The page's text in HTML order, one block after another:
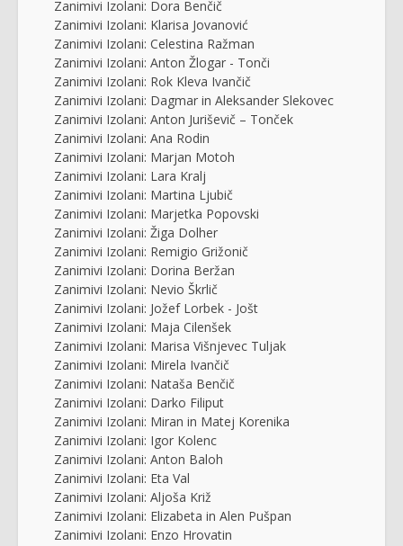
Zanimivi Izolani: Dora Benčič
Zanimivi Izolani: Klarisa Jovanović
Zanimivi Izolani: Celestina Ražman
Zanimivi Izolani: Anton Žlogar - Tonči
Zanimivi Izolani: Rok Kleva Ivančič
Zanimivi Izolani: Dagmar in Aleksander Slekovec
Zanimivi Izolani: Anton Juriševič – Tonček
Zanimivi Izolani: Ana Rodin
Zanimivi Izolani: Marjan Motoh
Zanimivi Izolani: Lara Kralj
Zanimivi Izolani: Martina Ljubič
Zanimivi Izolani: Marjetka Popovski
Zanimivi Izolani: Žiga Dolher
Zanimivi Izolani: Remigio Grižonič
Zanimivi Izolani: Dorina Beržan
Zanimivi Izolani: Nevio Škrlič
Zanimivi Izolani: Jožef Lorbek - Jošt
Zanimivi Izolani: Maja Cilenšek
Zanimivi Izolani: Marisa Višnjevec Tuljak
Zanimivi Izolani: Mirela Ivančič
Zanimivi Izolani: Nataša Benčič
Zanimivi Izolani: Darko Filiput
Zanimivi Izolani: Miran in Matej Korenika
Zanimivi Izolani: Igor Kolenc
Zanimivi Izolani: Anton Baloh
Zanimivi Izolani: Eta Val
Zanimivi Izolani: Aljoša Križ
Zanimivi Izolani: Elizabeta in Alen Pušpan
Zanimivi Izolani: Enzo Hrovatin